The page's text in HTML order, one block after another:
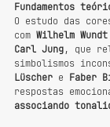
Fundamentos
O estudo das
com Wilhelm Wundt
Carl Jung, que
simbolismos
Lüscher e Faber
respostas
associando